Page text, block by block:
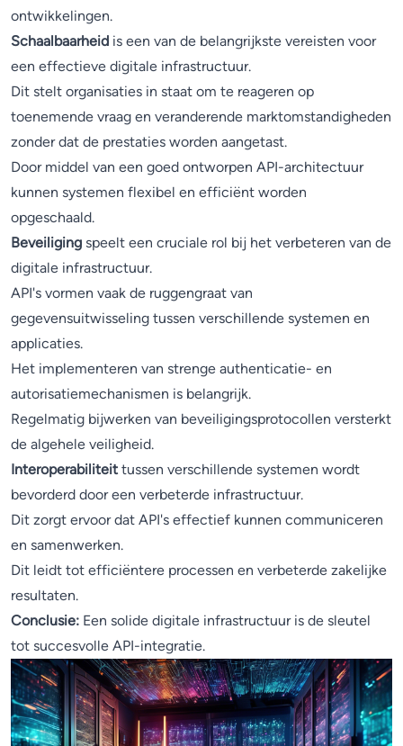
ontwikkelingen.
Schaalbaarheid is een van de belangrijkste vereisten voor
een effectieve digitale infrastructuur.
Dit stelt organisaties in staat om te reageren op
toenemende vraag en veranderende marktomstandigheden
zonder dat de prestaties worden aangetast.
Door middel van een goed ontworpen API-architectuur
kunnen systemen flexibel en efficiënt worden
opgeschaald.
Beveiliging speelt een cruciale rol bij het verbeteren van de
digitale infrastructuur.
API's vormen vaak de ruggengraat van
gegevensuitwisseling tussen verschillende systemen en
applicaties.
Het implementeren van strenge authenticatie- en
autorisatiemechanismen is belangrijk.
Regelmatig bijwerken van beveiligingsprotocollen versterkt
de algehele veiligheid.
Interoperabiliteittussen verschillende systemen wordt
bevorderd door een verbeterde infrastructuur.
Dit zorgt ervoor dat API's effectief kunnen communiceren
en samenwerken.
Dit leidt tot efficiëntere processen en verbeterde zakelijke
resultaten.
Conclusie: Een solide digitale infrastructuur is de sleutel
tot succesvolle API-integratie.